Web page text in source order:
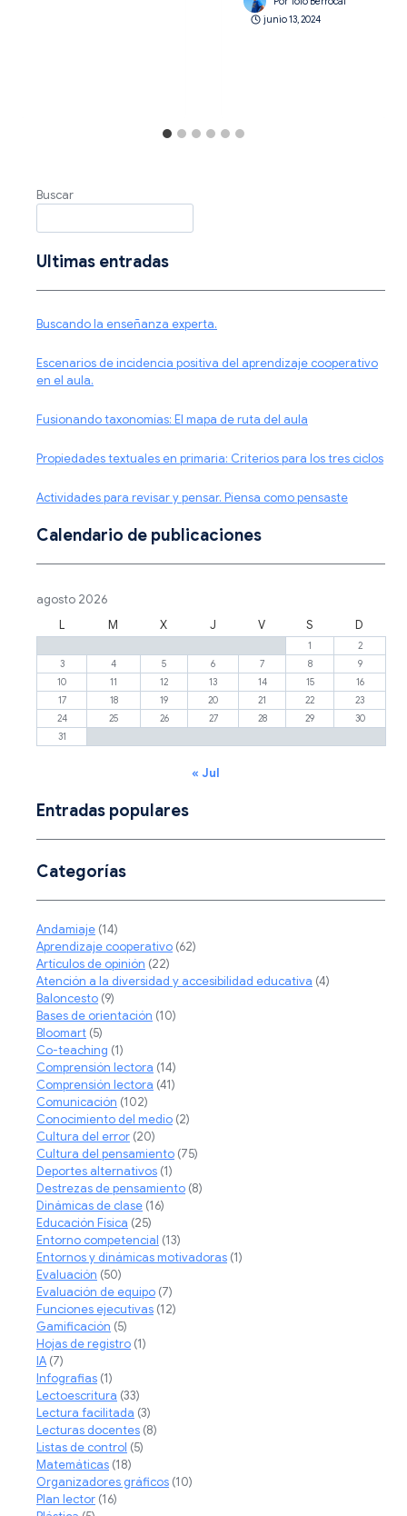
junio 13, 2024
Buscar
Ultimas entradas
Buscando la enseñanza experta.
Escenarios de incidencia positiva del aprendizaje cooperativo
en el aula.
Fusionando taxonomías: El mapa de ruta del aula
Propiedades textuales en primaria: Criterios para los tres ciclos
Actividades para revisar y pensar. Piensa como pensaste
Calendario de publicaciones
agosto 2026
L
M X J V S D
1
2
3
4 5 6 7 8
9
10
11 12 13 14 15
16
17
18 19 20 21 22
23
24
25 26 27 28 29
30
31
« Jul
Entradas populares
Categorías
Andamiaje (14)
Aprendizaje cooperativo (62)
Artículos de opinión (22)
Atención a la diversidad y accesibilidad educativa (4)
Baloncesto (9)
Bases de orientación (10)
Bloomart (5)
Co-teaching (1)
Comprensión lectora (14)
Comprensión lectora (41)
Comunicación (102)
Conocimiento del medio (2)
Cultura del error (20)
Cultura del pensamiento (75)
Deportes alternativos (1)
Destrezas de pensamiento (8)
Dinámicas de clase (16)
Educación Física (25)
Entorno competencial (13)
Entornos y dinámicas motivadoras (1)
Evaluación (50)
Evaluación de equipo (7)
Funciones ejecutivas (12)
Gamificación (5)
Hojas de registro (1)
IA (7)
Infografias (1)
Lectoescritura (33)
Lectura facilitada (3)
Lecturas docentes (8)
Listas de control (5)
Matemáticas (18)
Organizadores gráficos (10)
Plan lector (16)